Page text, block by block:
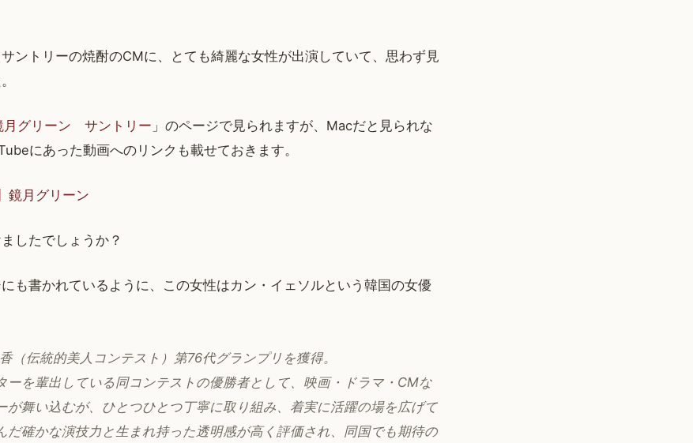
ントリーの焼酎のCMに、とても綺麗な女性が出演していて、思わず見
グリーン サントリー 」のページで見られますが、Macだと見られな
にあった動画へのリンクも載せておきます。
鏡月グリーン
したでしょうか？
も書かれているように、この女性はカン・イェソルという韓国の女優
（伝統的美人コンテスト）第76代グランプリを獲得。
ーを輩出している同コンテストの優勝者として、映画・ドラマ・CMな
が舞い込むが、ひとつひとつ丁寧に取り組み、着実に活躍の場を広げて
だ確かな演技力と生まれ持った透明感が高く評価され、同国でも期待の